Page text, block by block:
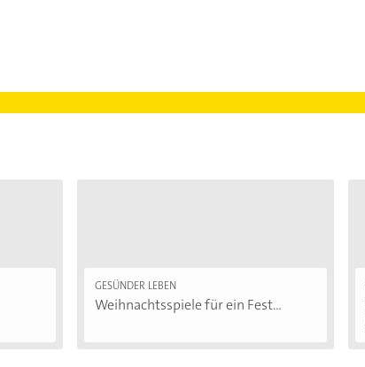
GESÜNDER LEBEN
Weihnachtsspiele für ein Fest...